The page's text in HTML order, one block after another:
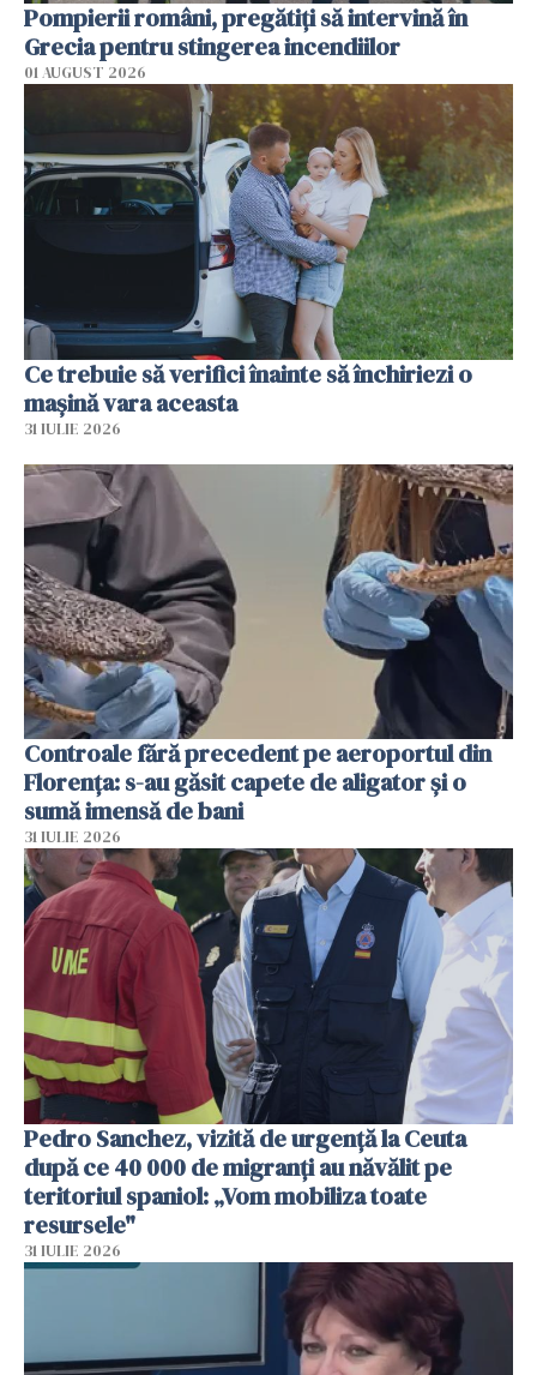
Pompierii români, pregătiţi să intervină în
Grecia pentru stingerea incendiilor
01 AUGUST 2026
Ce trebuie să verifici înainte să închiriezi o
mașină vara aceasta
31 IULIE 2026
Controale fără precedent pe aeroportul din
Florența: s-au găsit capete de aligator și o
sumă imensă de bani
31 IULIE 2026
Pedro Sanchez, vizită de urgență la Ceuta
după ce 40 000 de migranți au năvălit pe
teritoriul spaniol: „Vom mobiliza toate
resursele"
31 IULIE 2026